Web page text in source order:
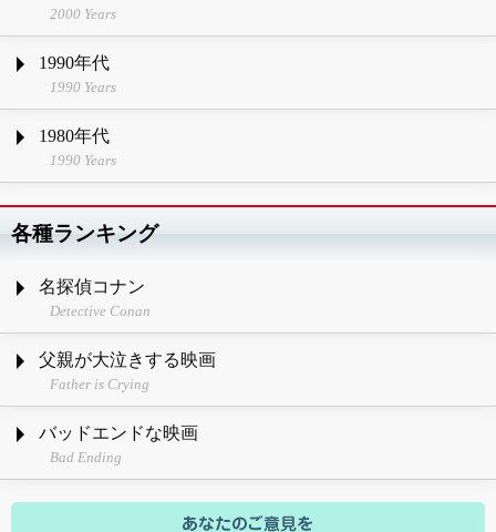
2000 Years
1990年代
1990 Years
1980年代
1990 Years
各種ランキング
名探偵コナン
Detective Conan
父親が大泣きする映画
Father is Crying
バッドエンドな映画
Bad Ending